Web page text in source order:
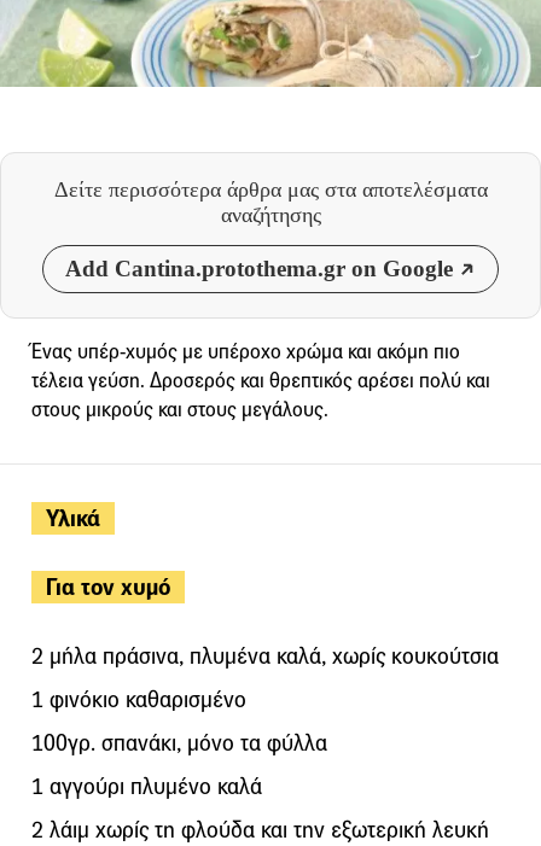
Δείτε περισσότερα άρθρα μας στα αποτελέσματα
αναζήτησης
Add Cantina.protothema.gr on Google
Υλικά
Για τον χυμό
2 μήλα πράσινα, πλυμένα καλά, χωρίς κουκούτσια
1 φινόκιο καθαρισμένο
100γρ. σπανάκι, μόνο τα φύλλα
1 αγγούρι πλυμένο καλά
2 λάιμ χωρίς τη φλούδα και την εξωτερική λευκή
Ένας υπέρ-χυμός με υπέροχο χρώμα και ακόμη πιο
τέλεια γεύση. Δροσερός και θρεπτικός αρέσει πολύ και
στους μικρούς και στους μεγάλους.